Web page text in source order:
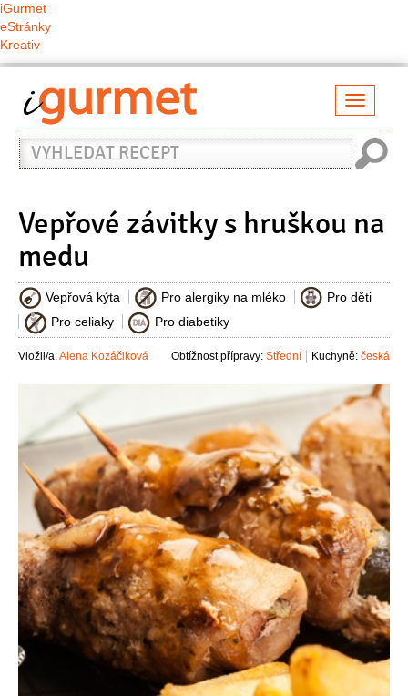
iGurmet
eStránky
Kreativ
Vyhledat
recept
Vepřové závitky s hruškou na
medu
Vepřová kýta Pro alergiky na mléko
Pro děti
Pro celiaky
Pro diabetiky
Vložil/a:Alena Kozáčiková Kuchyně: česká
Obtížnost přípravy: Střední